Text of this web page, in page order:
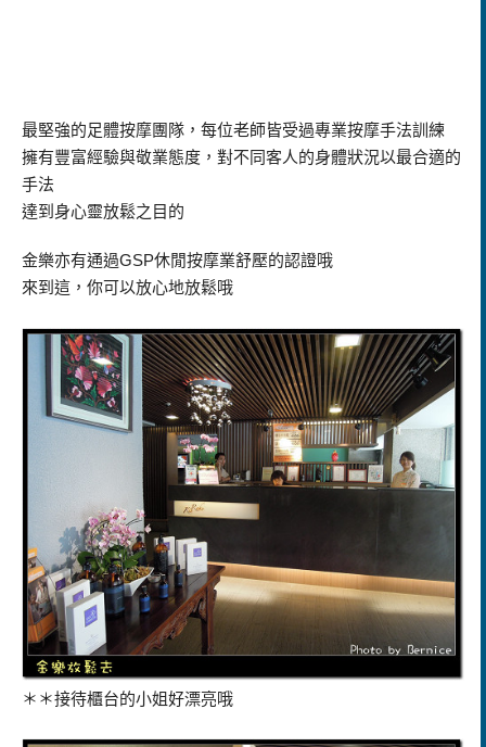
最堅強的足體按摩團隊，每位老師皆受過專業按摩手法訓練
擁有豐富經驗與敬業態度，對不同客人的身體狀況以最合適的
手法
達到身心靈放鬆之目的
金樂亦有通過GSP休閒按摩業舒壓的認證哦
來到這，你可以放心地放鬆哦
＊＊接待櫃台的小姐好漂亮哦